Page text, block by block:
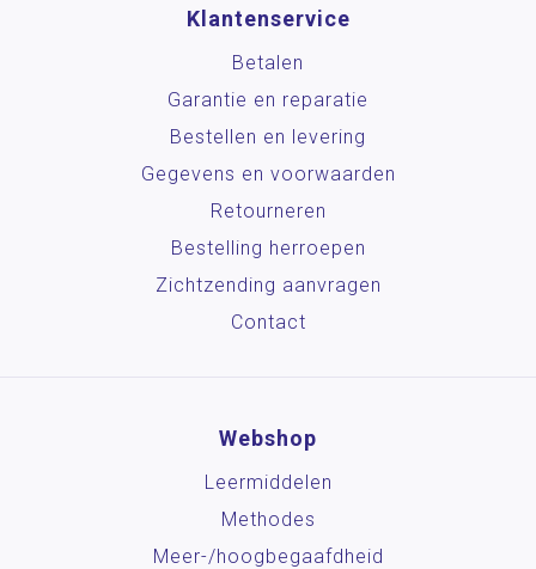
Klantenservice
Betalen
Garantie en reparatie
Bestellen en levering
Gegevens en voorwaarden
Retourneren
Bestelling herroepen
Zichtzending aanvragen
Contact
Webshop
Leermiddelen
Methodes
Meer-/hoog­begaafdheid